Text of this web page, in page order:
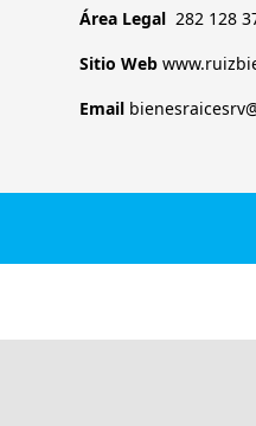
Área Legal 282 128
Sitio Web
Email